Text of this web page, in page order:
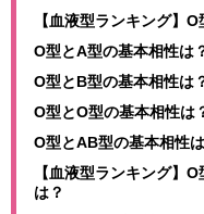
【血液型ランキング】
O型とA型の基本相性は
O型とB型の基本相性は
O型とO型の基本相性は
O型とAB型の基本相性
【血液型ランキング】
は？